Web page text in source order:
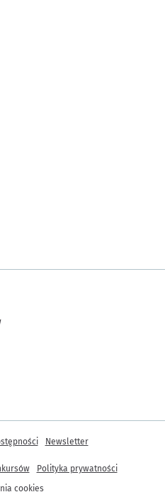
Newsletter
Polityka prywatności
cookies